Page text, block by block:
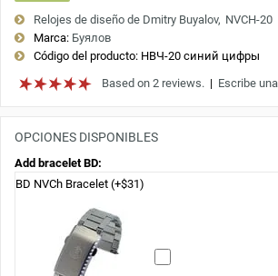
Relojes de diseño de Dmitry Buyalov
NVCH-20
Marca: Буялов
Código del producto:НВЧ-20 синий цифры
Based on 2 reviews.| Escribe
OPCIONES DISPONIBLES
Add bracelet BD:
BD NVCh Bracelet (+$31)